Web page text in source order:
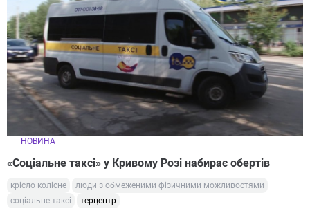
НОВИНА
«Соціальне таксі» у Кривому Розі набирає обертів
крісло колісне
люди з обмеженими фізичними можливостями
соціальне таксі
терцентр